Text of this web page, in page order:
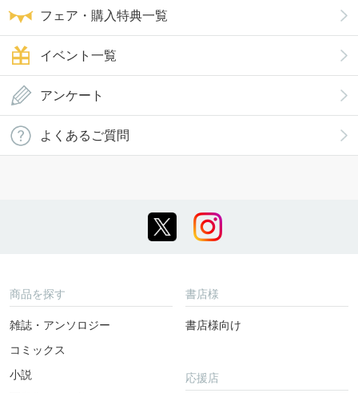
フェア・購入特典一覧
イベント一覧
アンケート
よくあるご質問
商品を探す
雑誌・アンソロジー
コミックス
小説
書店様
書店様向け
応援店